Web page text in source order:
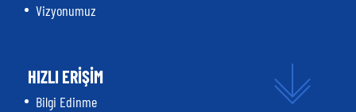
Vizyonumuz
HIZLI ERİŞİM
Bilgi Edinme